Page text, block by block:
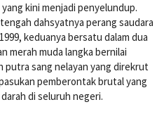
kini menjadi penyelundup.
dahsyatnya perang saudara
keduanya bersatu dalam dua
merah muda langka bernilai
putra sang nelayan yang direkrut
pemberontak brutal yang
di seluruh negeri.